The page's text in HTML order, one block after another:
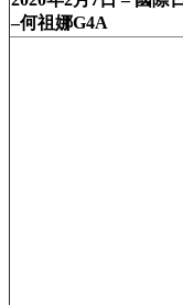
–何祖娜G4A